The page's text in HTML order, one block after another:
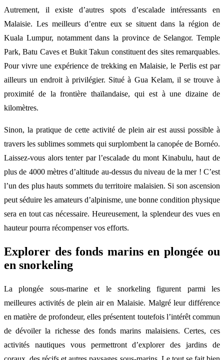
Autrement, il existe d’autres spots d’escalade intéressants en
Malaisie. Les meilleurs d’entre eux se situent dans la région de
Kuala Lumpur, notamment dans la province de Selangor. Temple
Park, Batu Caves et Bukit Takun constituent des sites remarquables.
Pour vivre une expérience de trekking en Malaisie, le Perlis est par
ailleurs un endroit à privilégier. Situé à Gua Kelam, il se trouve à
proximité de la frontière thaïlandaise, qui est à une dizaine de
kilomètres.
Sinon, la pratique de cette activité de plein air est aussi possible à
travers les sublimes sommets qui surplombent la canopée de Bornéo.
Laissez-vous alors tenter par l’escalade du mont Kinabulu, haut de
plus de 4000 mètres d’altitude au-dessus du niveau de la mer ! C’est
l’un des plus hauts sommets du territoire malaisien. Si son ascension
peut séduire les amateurs d’alpinisme, une bonne condition physique
sera en tout cas nécessaire. Heureusement, la splendeur des vues en
hauteur pourra récompenser vos efforts.
Explorer des fonds marins en plongée ou
en snorkeling
La plongée sous-marine et le snorkeling figurent parmi les
meilleures activités de plein air en Malaisie. Malgré leur différence
en matière de profondeur, elles présentent toutefois l’intérêt commun
de dévoiler la richesse des fonds marins malaisiens. Certes, ces
activités nautiques vous permettront d’explorer des jardins de